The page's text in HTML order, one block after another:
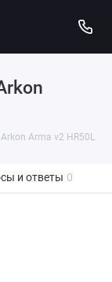
Arkon Arma v2 HR50L
и ответы 0